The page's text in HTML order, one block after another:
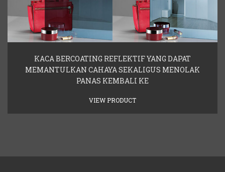
KACA BERCOATING REFLEKTIF YANG DAPAT
MEMANTULKAN CAHAYA SEKALIGUS MENOLAK
PANAS KEMBALI KE
VIEW PRODUCT